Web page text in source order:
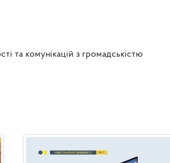
та комунікацій з громадськістю